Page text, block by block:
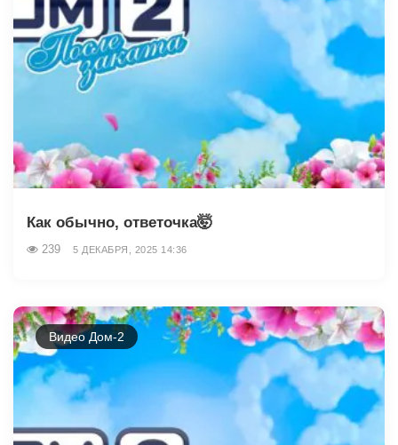
Как обычно, ответочка🤯
239 5 ДЕКАБРЯ, 2025 14:36
Видео Дом-2